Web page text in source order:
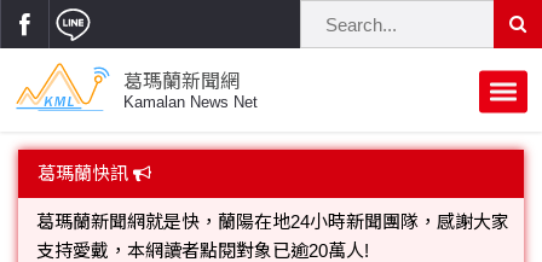
葛瑪蘭新聞網
Kamalan News Net
首頁
蘭陽大代誌
葛瑪蘭快訊
葛瑪蘭新聞網就是快，蘭陽在地24小時新聞團隊，感謝大家
支持愛戴，本網讀者點閱對象已逾20萬人!